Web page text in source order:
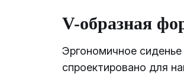
V-образная
Эргономичное сиденье
спроектировано для